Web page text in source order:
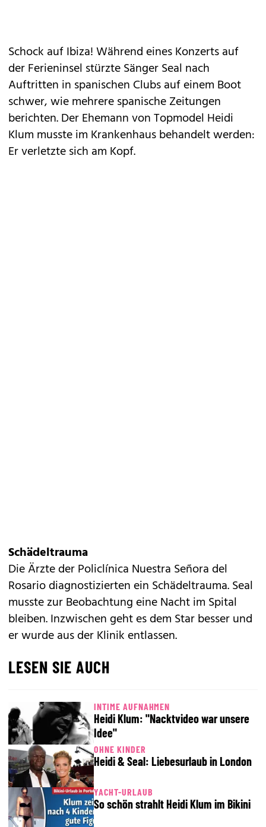
Schock auf Ibiza! Während eines Konzerts auf
der Ferieninsel stürzteSänger Seal nach
Auftritten in spanischen Clubs auf einem Boot
schwer, wie mehrere spanische Zeitungen
berichten. Der Ehemann von Topmodel Heidi
Klum musste im Krankenhaus behandelt werden:
Er verletzte sich am Kopf.
Schädeltrauma
Die Ärzte der Policlínica Nuestra Señora del
Rosario diagnostizierten ein Schädeltrauma. Seal
musste zur Beobachtung eine Nacht im Spital
bleiben. Inzwischen geht es dem Star besser und
er wurde aus der Klinik entlassen.
LESEN SIE AUCH
INTIME AUFNAHMEN
Heidi Klum: "Nacktvideo war unsere
Idee"
OHNE KINDER
Heidi & Seal: Liebesurlaub in London
YACHT-URLAUB
So schön strahlt Heidi Klum im Bikini